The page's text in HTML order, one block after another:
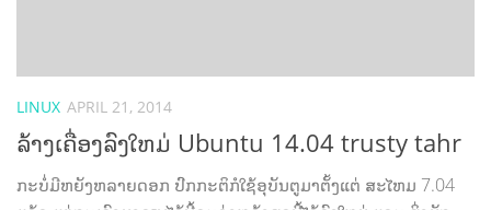
LINUX APRIL 21, 2014
ລ້າງເຄື່ອງລົງໃຫມ່ Ubuntu 14.04 trusty tahr
ກະບໍ່ມີຫຍັງຫລາຍດອກ ປົກກະຕິກໍໃຊ້ອຸບັນຕູມາຕັ້ງແຕ່ ສະໄຫມ 7.04